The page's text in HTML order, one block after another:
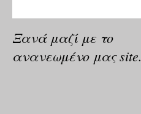
Ξανά μαζί με το
ανανεωμένο μας site.